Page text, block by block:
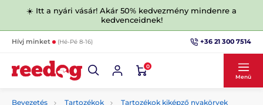
☀️ Itt a nyári vásár! Akár 50% kedvezmény mindenre a
kedvenceidnek!
Hívj minket (Hé-Pé 8-16) +36 21 300 7514
0
Menü
Bevezetés Tartozékok Tartozékok kiképző nyakörvek